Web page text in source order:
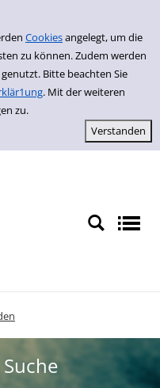
Cookiesangelegt, um die
zu können. Zudem werden
Bitte beachten Sie
. Mit der weiteren
zu.